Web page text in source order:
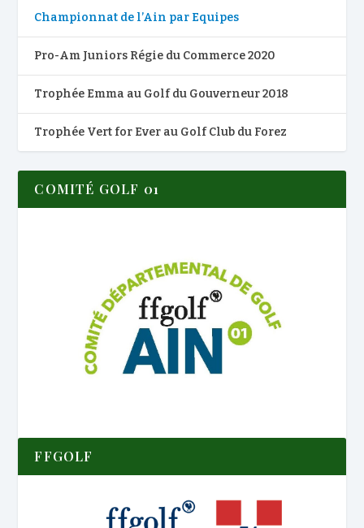
Championnat de l’Ain par Equipes
Pro-Am Juniors Régie du Commerce 2020
Trophée Emma au Golf du Gouverneur 2018
Trophée Vert for Ever au Golf Club du Forez
COMITÉ GOLF 01
FFGOLF